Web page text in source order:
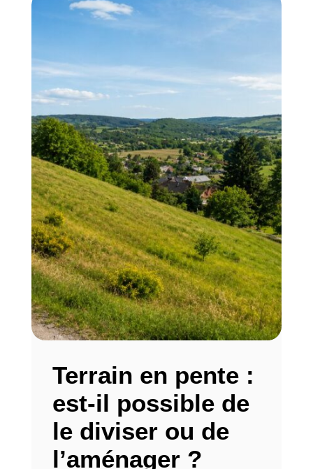
Terrain en pente :
est-il possible de
le diviser ou de
l’aménager ?